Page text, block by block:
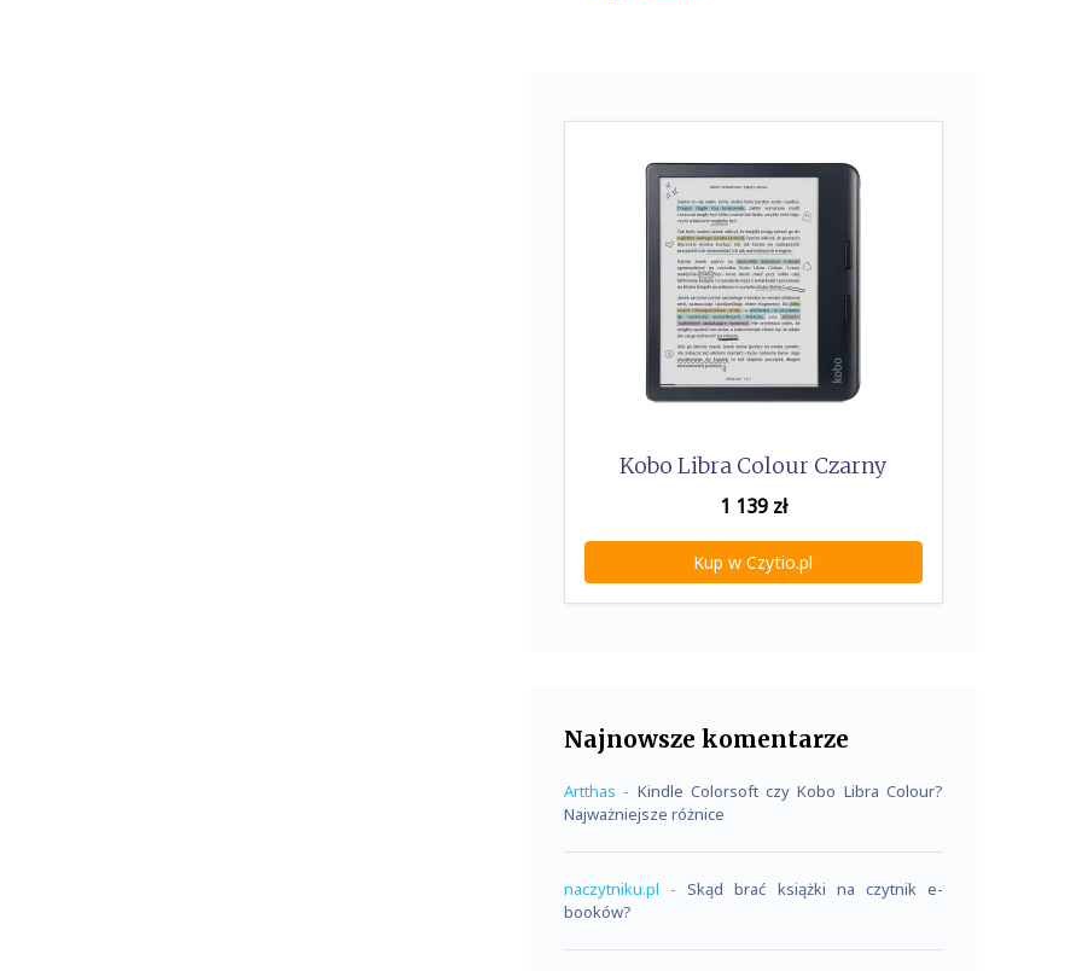
Kobo Libra Colour Czarny
1 139zł
Kup w Czytio.pl
Najnowsze komentarze
Artthas - Kindle Colorsoft czy Kobo Libra Colour?
Najważniejsze różnice
naczytniku.pl - Skąd brać książki na czytnik e-
booków?